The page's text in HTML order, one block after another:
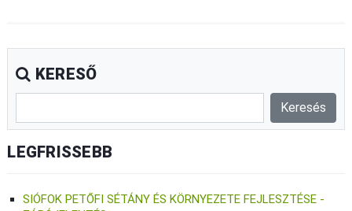
KERESŐ
LEGFRISSEBB
SIÓFOK PETŐFI SÉTÁNY ÉS KÖRNYEZETE FEJLESZTÉSE -